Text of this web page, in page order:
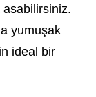
asabilirsiniz.
yumuşak
ideal bir